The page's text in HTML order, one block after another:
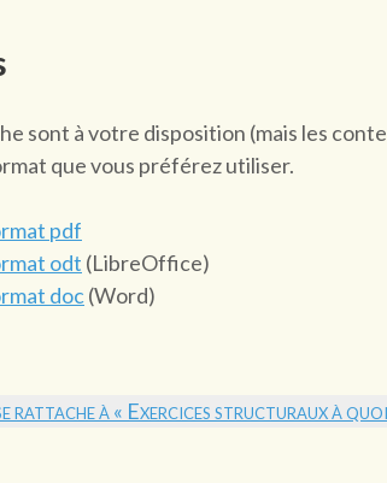
sont à votre disposition (mais les
que vous préférez utiliser.
pdf
odt (LibreOffice)
doc(Word)
rattache à « Exercices structuraux à